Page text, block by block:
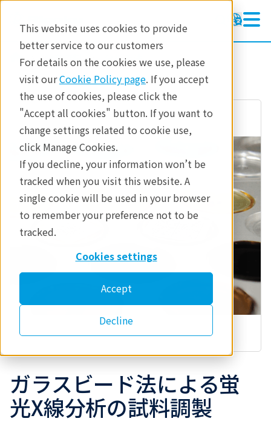
This website uses cookies to provide
better service to our customers
For details on the cookies we use, please
visit ourCookie Policy page. If you accept
the use of cookies, please click the
"Accept all cookies" button. If you want to
change settings related to cookie use,
click Manage Cookies.
If you decline, your information won’t be
tracked when you visit this website. A
single cookie will be used in your browser
to remember your preference not to be
tracked.
Cookies settings
Accept
Decline
参考資料 分析手法
ガラスビード法による蛍
光X線分析の試料調製